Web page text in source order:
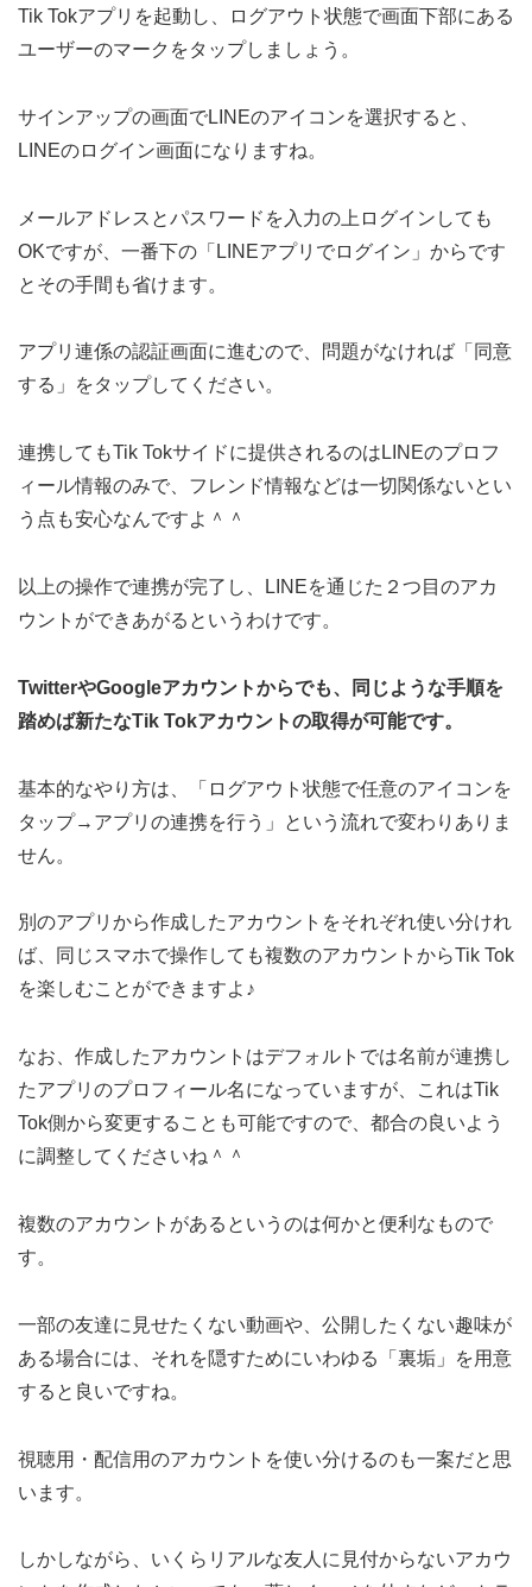
Tik Tokアプリを起動し、ログアウト状態で画面下部にある
ユーザーのマークをタップしましょう。
サインアップの画面でLINEのアイコンを選択すると、
LINEのログイン画面になりますね。
メールアドレスとパスワードを入力の上ログインしても
OKですが、一番下の「LINEアプリでログイン」からです
とその手間も省けます。
アプリ連係の認証画面に進むので、問題がなければ「同意
する」をタップしてください。
連携してもTik Tokサイドに提供されるのはLINEのプロフ
ィール情報のみで、フレンド情報などは一切関係ないとい
う点も安心なんですよ＾＾
以上の操作で連携が完了し、LINEを通じた２つ目のアカ
ウントができあがるというわけです。
TwitterやGoogleアカウントからでも、同じような手順を
踏めば新たなTik Tokアカウントの取得が可能です。
基本的なやり方は、「ログアウト状態で任意のアイコンを
タップ→アプリの連携を行う」という流れで変わりありま
せん。
別のアプリから作成したアカウントをそれぞれ使い分けれ
ば、同じスマホで操作しても複数のアカウントからTik Tok
を楽しむことができますよ♪
なお、作成したアカウントはデフォルトでは名前が連携し
たアプリのプロフィール名になっていますが、これはTik
Tok側から変更することも可能ですので、都合の良いよう
に調整してくださいね＾＾
複数のアカウントがあるというのは何かと便利なもので
す。
一部の友達に見せたくない動画や、公開したくない趣味が
ある場合には、それを隠すためにいわゆる「裏垢」を用意
すると良いですね。
視聴用・配信用のアカウントを使い分けるのも一案だと思
います。
しかしながら、いくらリアルな友人に見付からないアカウ